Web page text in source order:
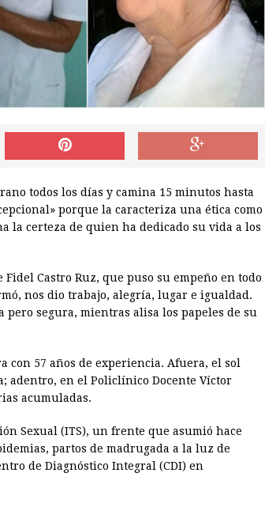
todos los días y camina 15 minutos hasta
porque la caracteriza una ética como
la certeza de quien ha dedicado su vida a los
Castro Ruz, que puso su empeño en todo
nos dio trabajo, alegría, lugar e igualdad.
pero segura, mientras alisa los papeles de su
con 57 años de experiencia. Afuera, el sol
adentro, en el Policlínico Docente Víctor
acumuladas.
Sexual (ITS), un frente que asumió hace
partos de madrugada a la luz de
de Diagnóstico Integral (CDI) en